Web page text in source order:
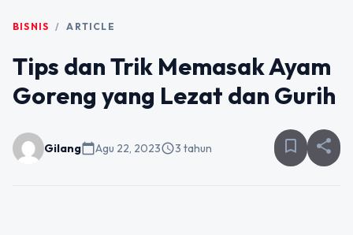
BISNIS / ARTICLE
Tips dan Trik Memasak Ayam
Goreng yang Lezat dan Gurih
Gilangcalendar_todayAgu 22, 2023schedule3 tahun bookmark_border share